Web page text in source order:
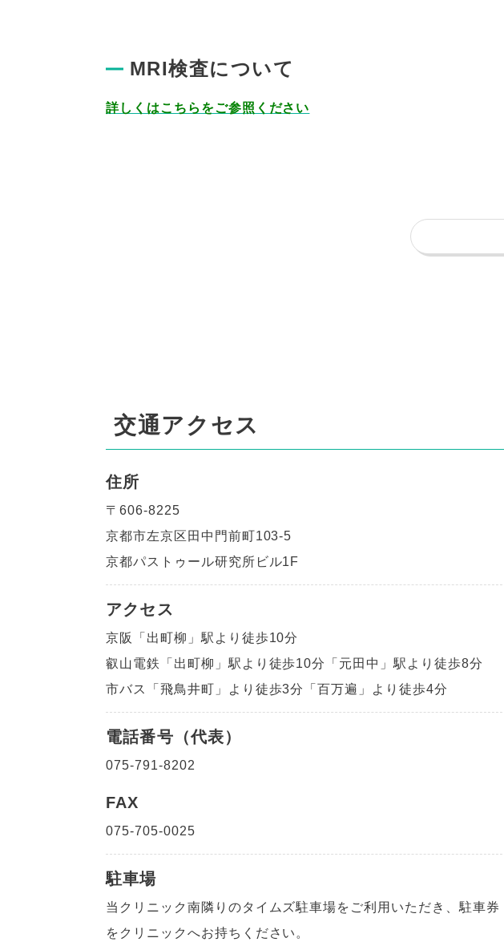
MRI検査について
詳しくはこちらをご参照ください
交通アクセス
住所
〒606-8225
京都市左京区田中門前町103-5
京都パストゥール研究所ビル1F
アクセス
京阪「出町柳」駅より徒歩10分
叡山電鉄「出町柳」駅より徒歩10分
「元田中」駅より徒歩8分
市バス「飛鳥井町」より徒歩3分
「百万遍」より徒歩4分
電話番号（代表）
075-791-8202
FAX
075-705-0025
駐車場
当クリニック南隣りのタイムズ駐車場をご利用いただき、駐車券
をクリニックへお持ちください。